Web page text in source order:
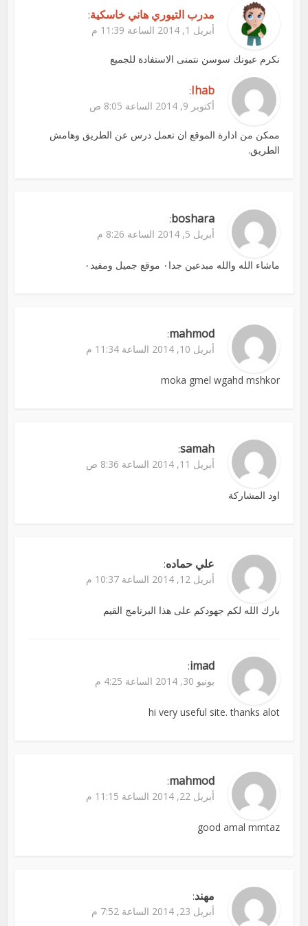
مدرب التيوري هاني خاسكية:
أبريل 1, 2014 الساعة 11:39 م
نكرم عيونك سوسن نتمنى الاستفادة للجميع
Ihab
:
أكتوبر 9, 2014 الساعة 8:05 ص
ممكن من ادارة الموقع ان تعمل درس عن الطريق وهامش
الطريق.
boshara
:
أبريل 5, 2014 الساعة 8:26 م
ماشاء الله والله مبدعين جدا٠ موقع جميل ومفيد٠
mahmod
:
أبريل 10, 2014 الساعة 11:34 م
moka gmel wgahd mshkor
samah
:
أبريل 11, 2014 الساعة 8:36 ص
اود المشاركة
علي حماده:
أبريل 12, 2014 الساعة 10:37 م
بارك الله لكم جهودكم على هذا البرنامج القيم
imad
:
يونيو 30, 2014 الساعة 4:25 م
hi very useful site. thanks alot
mahmod
:
أبريل 22, 2014 الساعة 11:15 م
good amal mmtaz
مهند:
أبريل 23, 2014 الساعة 7:52 م